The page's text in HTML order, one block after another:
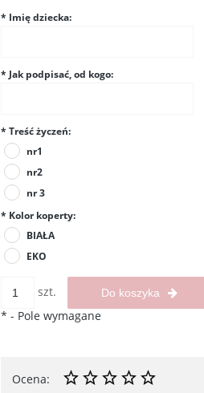
* Imię dziecka:
* Jak podpisać, od kogo:
* Treść życzeń:
nr1
nr2
nr 3
* Kolor koperty:
BIAŁA
EKO
szt. Do koszyka
* - Pole wymagane
Ocena: